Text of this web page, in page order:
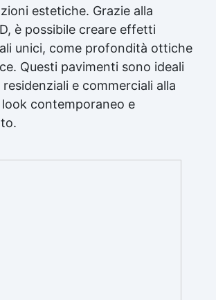
estetiche. Grazie alla
è possibile creare effetti
unici, come profondità ottiche
Questi pavimenti sono ideali
e commerciali alla
contemporaneo e